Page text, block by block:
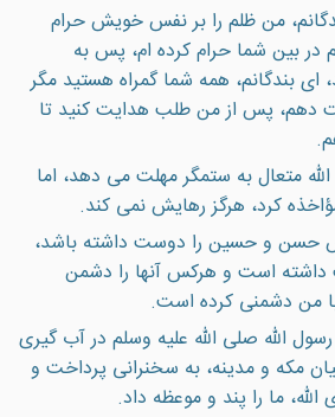
من ظلم را بر نفس خويش حرام
در بين شما حرام كرده ام، پس به
اى بندگانم، همه شما گمراه هستيد مگر
دهم، پس از من طلب هدايت كنيد تا
الله متعال به ستمگر مهلت مى دهد، اما
كرد، هرگز رهايش نمى كند.
حسن و حسین را دوست داشته باشد،
داشته است و هرکس آنها را دشمن
من دشمنی کرده است.
الله صلى الله عليه وسلم در آب گيری
مکه و مدينه، به سخنرانی پرداخت و
ما را پند و موعظه داد.